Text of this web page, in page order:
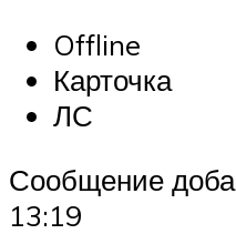
Offline
Карточка
ЛС
Сообщение
13:19